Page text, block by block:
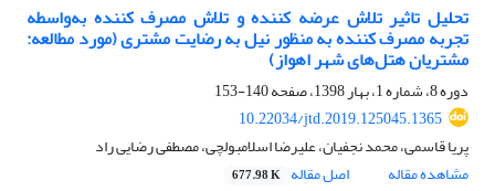
تحلیل تاثیر تلاش عرضه کننده و تلاش مصرف کننده به‌واسطه
تجربه مصرف کننده به منظور نیل به رضایت مشتری (مورد مطالعه:
مشتریان هتل‌های شهر اهواز)
دوره 8، شماره 1، بهار 1398، صفحه
140-153
10.22034/jtd.2019.125045.1365
پریا قاسمی، محمد نجفیان، علیرضا اسلامبولچی، مصطفی رضایی راد
مشاهده مقاله
اصل مقاله 677.98 K